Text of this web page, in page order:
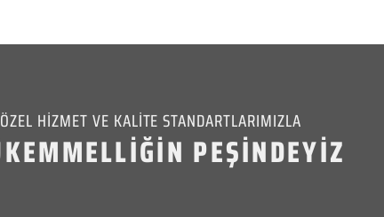
ÖZEL HİZMET VE KALİTE STANDARTLARIMIZLA
PEŞİNDEYİZ